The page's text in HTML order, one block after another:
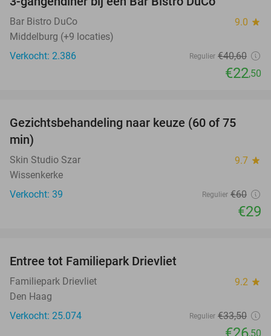
Bar Bistro DuCo 9.0 star
Middelburg (+9 locaties)
Verkocht: 2.386
Regulier €40,60
€22,50
52%
Gezichtsbehandeling naar keuze (60 of 75
min)
Skin Studio Szar 9.7 star
Wissenkerke
Verkocht: 39
Regulier €60
€29
Entree tot Familiepark Drievliet
Familiepark Drievliet 9.2 star
Den Haag
Verkocht: 25.074
Regulier €33,50
,50